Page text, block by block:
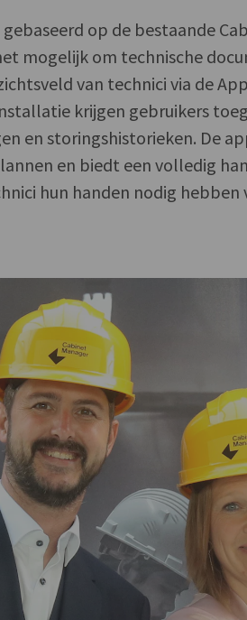
op de bestaande
mogelijk om technische
van technici via de
krijgen gebruikers
en storingshistorieken. De
en biedt een volledig
hun handen nodig hebben